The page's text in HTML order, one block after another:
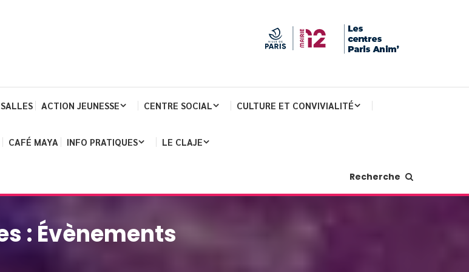
ACTION JEUNESSE CENTRE SOCIAL CULTURE ET CONVIVIALITÉ
CAFÉ MAYA INFO PRATIQUES LE CLAJE
Recherche
: Évènements